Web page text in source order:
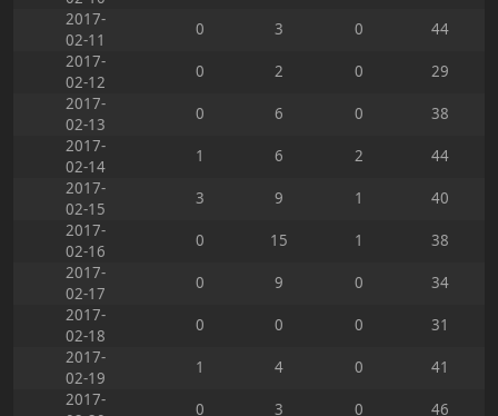
2017-
02-11
0 3 0
44
2017-
02-12
0 2 0
29
2017-
02-13
0 6 0
38
2017-
02-14
1 6 2
44
2017-
02-15
3 9 1
40
2017-
02-16
0 15 1
38
2017-
02-17
0 9 0
34
2017-
02-18
0 0 0
31
2017-
02-19
1 4 0
41
2017-
0 3 0
46